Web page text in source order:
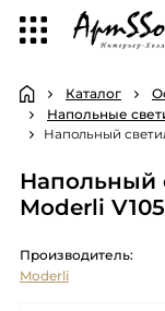
Каталог
Напольные
Напольный
Напольный
Moderli
Производитель:
Moderli